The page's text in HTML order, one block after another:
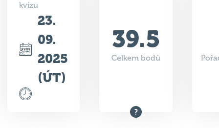
kvízu
23.
09.
2025
(ÚT)
39.5
Celkem bodů